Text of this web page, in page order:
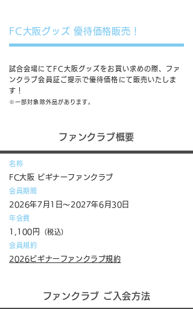
FC大阪グッズ 優待価格販売！
試合会場にてFC大阪グッズをお買い求めの際、ファ
ンクラブ会員証ご提示で優待価格にて販売いたしま
す！
※一部対象除外品があります。
ファンクラブ概要
名称
FC大阪 ビギナーファンクラブ
会員期間
2026年7月1日～2027年6月30日
年会費
1,100円
（税込）
会員規約
2026ビギナーファンクラブ規約
ファンクラブ ご入会方法